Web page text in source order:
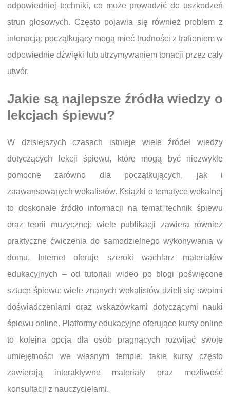
odpowiedniej techniki, co może prowadzić do uszkodzeń
strun głosowych. Często pojawia się również problem z
intonacją; początkujący mogą mieć trudności z trafieniem w
odpowiednie dźwięki lub utrzymywaniem tonacji przez cały
utwór.
Jakie są najlepsze źródła wiedzy o
lekcjach śpiewu?
W dzisiejszych czasach istnieje wiele źródeł wiedzy
dotyczących lekcji śpiewu, które mogą być niezwykle
pomocne zarówno dla początkujących, jak i
zaawansowanych wokalistów. Książki o tematyce wokalnej
to doskonałe źródło informacji na temat technik śpiewu
oraz teorii muzycznej; wiele publikacji zawiera również
praktyczne ćwiczenia do samodzielnego wykonywania w
domu. Internet oferuje szeroki wachlarz materiałów
edukacyjnych – od tutoriali wideo po blogi poświęcone
sztuce śpiewu; wiele znanych wokalistów dzieli się swoimi
doświadczeniami oraz wskazówkami dotyczącymi nauki
śpiewu online. Platformy edukacyjne oferujące kursy online
to kolejna opcja dla osób pragnących rozwijać swoje
umiejętności we własnym tempie; takie kursy często
zawierają interaktywne materiały oraz możliwość
konsultacji z nauczycielami.